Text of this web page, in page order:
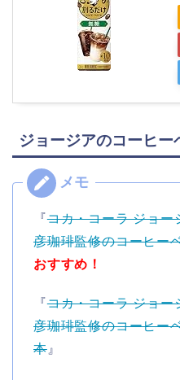
ジョージアのコーヒ
『コカ・コーラ ジョー
彦珈琲監修のコーヒー
おすすめ！
『コカ・コーラ ジョー
彦珈琲監修のコーヒー
本』